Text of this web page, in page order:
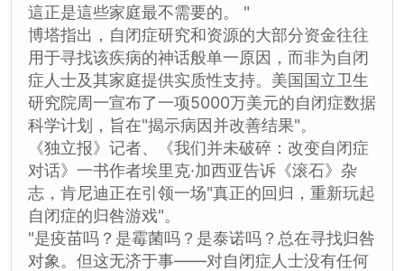
這正是這些家庭最不需要的。 "
博塔指出，自闭症研究和资源的大部分资金往往
用于寻找该疾病的神话般单一原因，而非为自闭
症人士及其家庭提供实质性支持。美国国立卫生
研究院周一宣布了一项5000万美元的自闭症数据
科学计划，旨在"揭示病因并改善结果"。
《独立报》记者、《我们并未破碎：改变自闭症
对话》一书作者埃里克·加西亚告诉《滚石》杂
志，肯尼迪正在引领一场"真正的回归，重新玩起
自闭症的归咎游戏"。
"是疫苗吗？是霉菌吗？是泰诺吗？总在寻找归咎
对象。但这无济于事——对自闭症人士没有任何